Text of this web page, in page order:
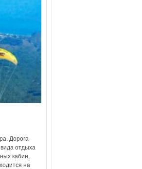
Дорога
отдыха
кабин,
на